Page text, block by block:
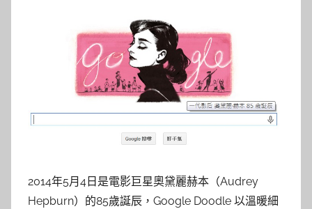
考
務
2014年5月4日是電影巨星奧黛麗赫本（Audrey
Hepburn）的85歲誕辰，Google Doodle 以溫暖細